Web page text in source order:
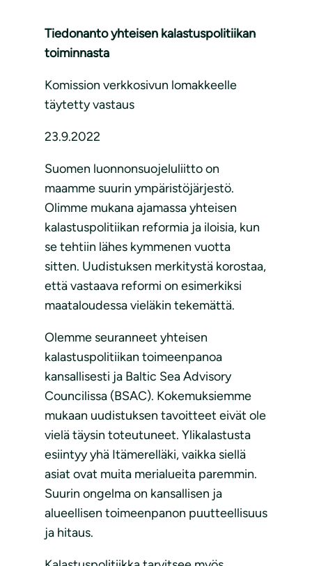
Tiedonanto yhteisen kalastuspolitiikan
toiminnasta
Komission verkkosivun lomakkeelle
täytetty vastaus
23.9.2022
Suomen luonnonsuojeluliitto on
maamme suurin ympäristöjärjestö.
Olimme mukana ajamassa yhteisen
kalastuspolitiikan reformia ja iloisia, kun
se tehtiin lähes kymmenen vuotta
sitten. Uudistuksen merkitystä korostaa,
että vastaava reformi on esimerkiksi
maataloudessa vieläkin tekemättä.
Olemme seuranneet yhteisen
kalastuspolitiikan toimeenpanoa
kansallisesti ja Baltic Sea Advisory
Councilissa (BSAC). Kokemuksiemme
mukaan uudistuksen tavoitteet eivät ole
vielä täysin toteutuneet. Ylikalastusta
esiintyy yhä Itämerelläki, vaikka siellä
asiat ovat muita merialueita paremmin.
Suurin ongelma on kansallisen ja
alueellisen toimeenpanon puutteellisuus
ja hitaus.